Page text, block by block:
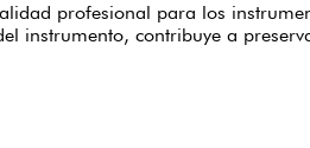
profesional para los
instrumento, contribuye a